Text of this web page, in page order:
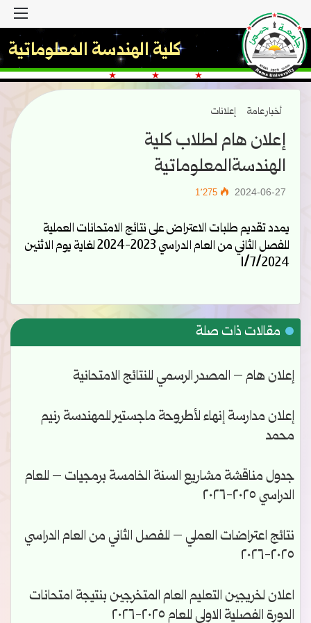
كلية الهندسة المعلوماتية
أخبار عامة إعلانات
إعلان هام لطلاب كلية
الهندسةالمعلوماتية
2024-06-27
يمدد تقديم طلبات الاعتراض على نتائج الامتحانات العملية
للفصل الثاني من العام الدراسي 2023-2024 لغاية يوم الاثنين
1/7/2024
مقالات ذات صلة
إعلان هام – المصدر الرسمي للنتائج الامتحانية
إعلان مدارسة إنهاء لأطروحة ماجستير للمهندسة رنيم
محمد
جدول مناقشة مشاريع السنة الخامسة برمجيات – للعام
الدراسي ٢٠٢٥-٢٠٢٦
نتائج اعتراضات العملي – للفصل الثاني من العام الدراسي
٢٠٢٥-٢٠٢٦
اعلان لخريجين التعليم العام المتخرجين بنتيجة امتحانات
الدورة الفصلية الاولى للعام ٢٠٢٥-٢٠٢٦